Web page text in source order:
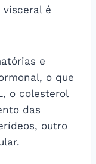
visceral é
e
o que
o colesterol
das
outro